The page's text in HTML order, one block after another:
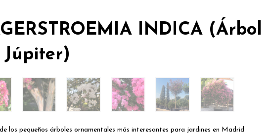
INDICA (Árbol
Júpiter)
los pequeños árboles ornamentales más interesantes para jardines en Madrid